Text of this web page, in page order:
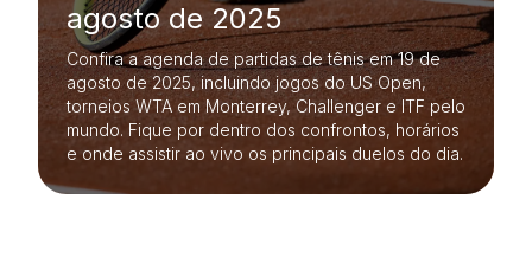
agosto de 2025
Confira a agenda de partidas de tênis em 19 de
agosto de 2025, incluindo jogos do US Open,
torneios WTA em Monterrey, Challenger e ITF pelo
mundo. Fique por dentro dos confrontos, horários
e onde assistir ao vivo os principais duelos do dia.